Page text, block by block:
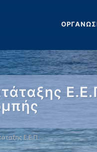
Ε.Ε.Π …